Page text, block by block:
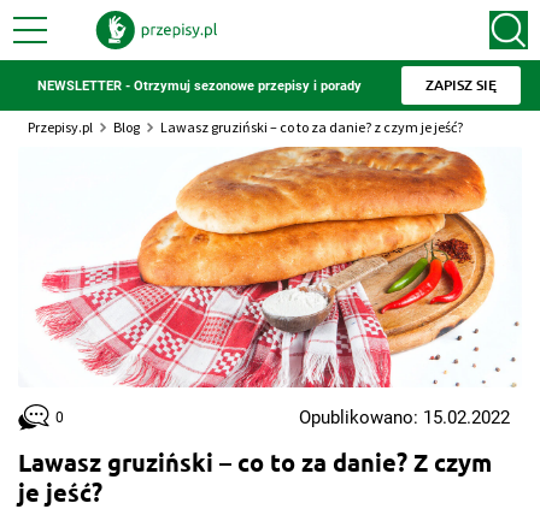
NEWSLETTER - Otrzymuj sezonowe przepisy i porady ZAPISZ SIĘ
Przepisy.pl Blog Lawasz gruziński – co to za danie? z czym je jeść?
Lawasz gruziński – co to za danie? Z czym
je jeść?
0 Opublikowano: 15.02.2022